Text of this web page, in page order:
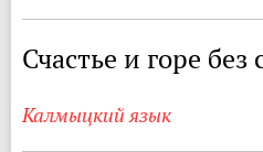
Счастье и горе без
Калмыцкий язык